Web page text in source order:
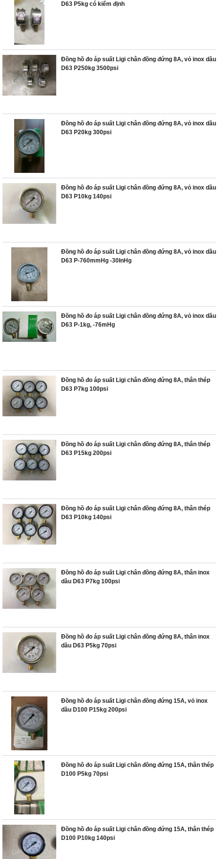
D63 P5kg có kiểm định
Đồng hồ đo áp suất Ligi chân đồng đứng 8A, vỏ inox dầu
D63 P250kg 3500psi
Đồng hồ đo áp suất Ligi chân đồng đứng 8A, vỏ inox dầu
D63 P20kg 300psi
Đồng hồ đo áp suất Ligi chân đồng đứng 8A, vỏ inox dầu
D63 P10kg 140psi
Đồng hồ đo áp suất Ligi chân đồng đứng 8A, vỏ inox dầu
D63 P-760mmHg -30InHg
Đồng hồ đo áp suất Ligi chân đồng đứng 8A, vỏ inox dầu
D63 P-1kg, -76mHg
Đồng hồ đo áp suất Ligi chân đồng đứng 8A, thân thép
D63 P7kg 100psi
Đồng hồ đo áp suất Ligi chân đồng đứng 8A, thân thép
D63 P15kg 200psi
Đồng hồ đo áp suất Ligi chân đồng đứng 8A, thân thép
D63 P10kg 140psi
Đồng hồ đo áp suất Ligi chân đồng đứng 8A, thân inox
dầu D63 P7kg 100psi
Đồng hồ đo áp suất Ligi chân đồng đứng 8A, thân inox
dầu D63 P5kg 70psi
Đồng hồ đo áp suất Ligi chân đồng đứng 15A, vỏ inox
dầu D100 P15kg 200psi
Đồng hồ đo áp suất Ligi chân đồng đứng 15A, thân thép
D100 P5kg 70psi
Đồng hồ đo áp suất Ligi chân đồng đứng 15A, thân thép
D100 P10kg 140psi